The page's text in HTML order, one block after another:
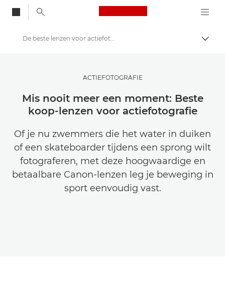
Canon Logo, back
Raak geïnspireerd | Fotografie- en printtips en aankoopgidsen
Tips en technieken voor fotografie en printen
De beste lenzen voor actiefotografie
ACTIEFOTOGRAFIE
Mis nooit meer een moment: Beste
koop-lenzen voor actiefotografie
Of je nu zwemmers die het water in duiken
of een skateboarder tijdens een sprong wilt
fotograferen, met deze hoogwaardige en
betaalbare Canon-lenzen leg je beweging in
sport eenvoudig vast.